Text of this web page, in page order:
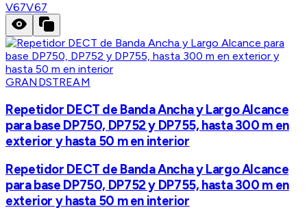
V67V67
GRANDSTREAM
Repetidor DECT de Banda Ancha y Largo Alcance
para base DP750, DP752 y DP755, hasta 300 m en
exterior y hasta 50 m en interior
Repetidor DECT de Banda Ancha y Largo Alcance
para base DP750, DP752 y DP755, hasta 300 m en
exterior y hasta 50 m en interior